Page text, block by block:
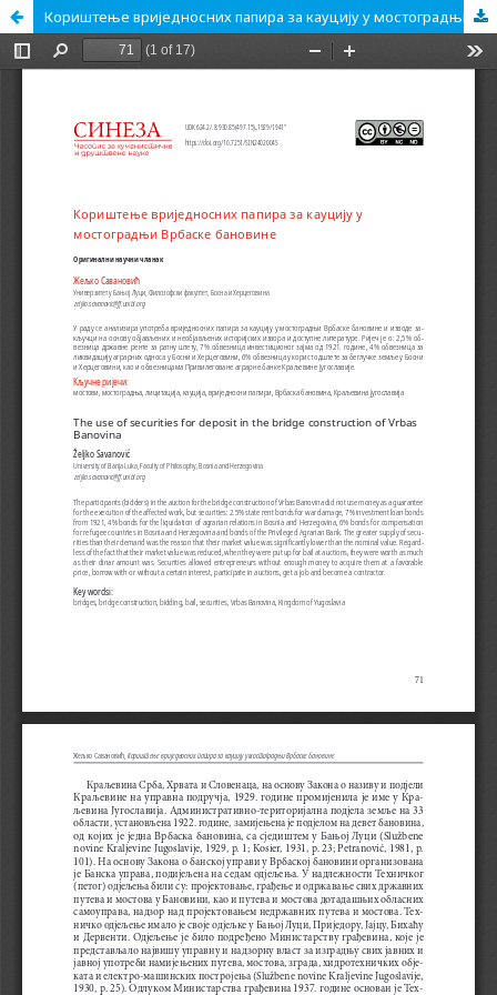
Кориштење вриједносних папира за кауцију у мостоградњи Врбаске бановине